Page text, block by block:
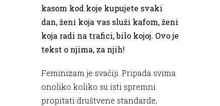
kasom kod koje kupujete svaki
dan, ženi koja vas služi kafom, ženi
koja radi na trafici, bilo kojoj. Ovo je
tekst o njima, za njih!
Feminizam je svačiji. Pripada svima
onoliko koliko su isti spremni
propitati društvene standarde,